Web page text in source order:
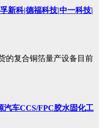
新科|德福科技|中一科技|
的复合铜箔量产设备目前
汽车CCS/FPC胶水固化工